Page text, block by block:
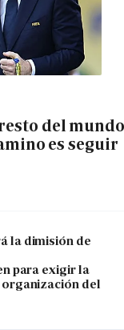
del mundo
es seguir
la dimisión de
para exigir la
del